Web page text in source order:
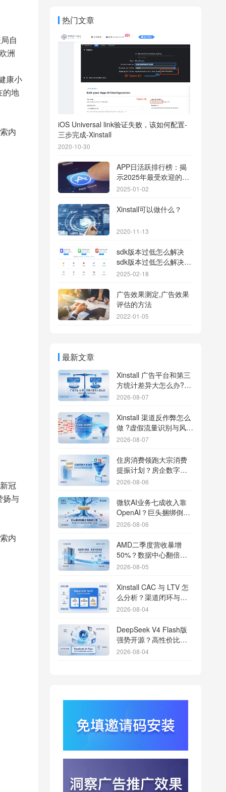
自
洲
康小
的地
内
冠
扬与
内
热门文章
iOS Universal link验证失败，该如何配置-
三步完成-Xinstall
2020-10-30
APP日活跃排行榜：揭
示2025年最受欢迎的应
用背后的秘密
2025-01-02
Xinstall可以做什么？
2020-11-13
sdk版本过低怎么解决
sdk版本过低怎么解决华
为
2025-02-18
广告效果测定,广告效果
评估的方法
2022-01-05
最新文章
Xinstall 广告平台和第三
方统计差异大怎么办?数
据误差排查指南
2026-08-07
Xinstall 渠道反作弊怎么
做 ?虚假流量识别与风控
防刷解析
2026-08-07
住房消费领跑大宗消费
提振计划？房企数字化
转型加速线下场景智能
2026-08-06
微软AI业务七成收入靠
OpenAI？巨头捆绑倒逼
出海App独立追踪全渠道
2026-08-06
AMD二季度营收暴增
50%？数据中心翻倍增
长驱动跨端分发新底座
2026-08-05
Xinstall CAC 与 LTV 怎
么分析？渠道闭环与投
放回报解析
2026-08-04
DeepSeek V4 Flash版
强势开源？高性价比基
座模型重塑长尾应用全
2026-08-04
行云科技算力订单超154
亿？底座产能扩张激活
AI应用多终端流转新周
2026-08-04
苹果带摄像头的 AirPods
爆硬件分发与全渠道归
因升级
2026-08-03